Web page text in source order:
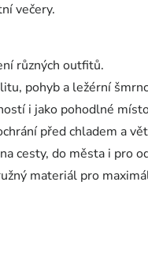
večery.
různých outfitů.
pohyb a ležérní
i jako pohodlné
před chladem a
cesty, do města i pro
materiál pro